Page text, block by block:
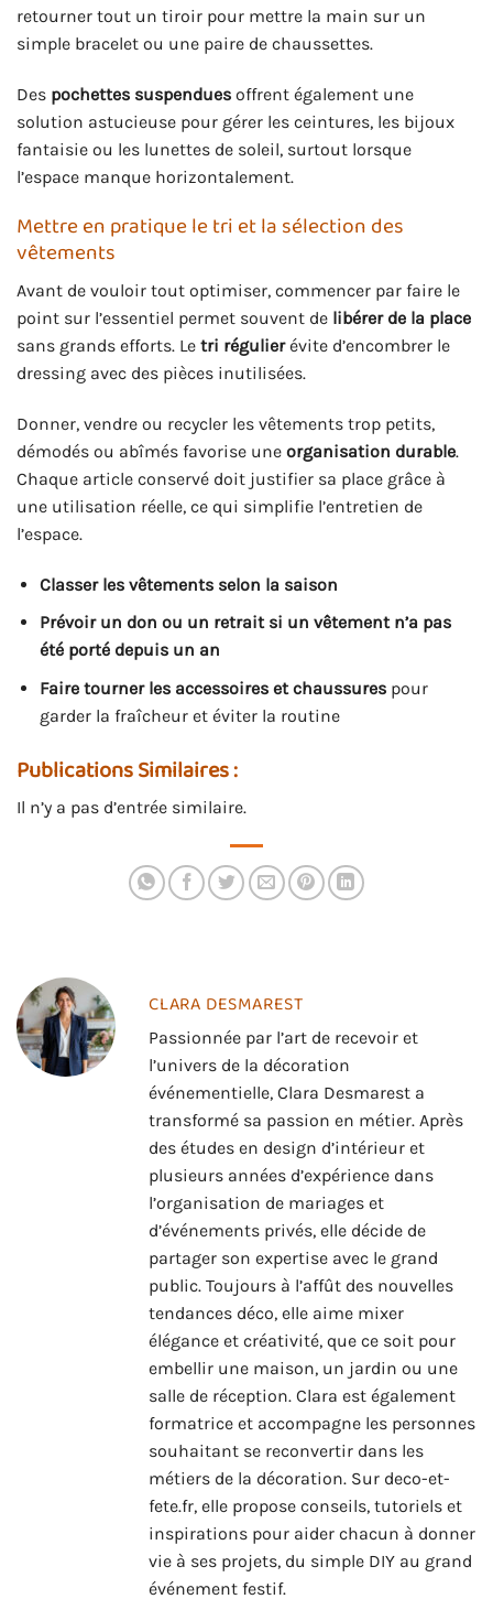
retourner tout un tiroir pour mettre la main sur un
simple bracelet ou une paire de chaussettes.
Des pochettes suspendues offrent également une
solution astucieuse pour gérer les ceintures, les bijoux
fantaisie ou les lunettes de soleil, surtout lorsque
l’espace manque horizontalement.
Mettre en pratique le tri et la sélection des
vêtements
Avant de vouloir tout optimiser, commencer par faire le
point sur l’essentiel permet souvent de libérer de la place
sans grands efforts. Le tri régulierévite d’encombrer le
dressing avec des pièces inutilisées.
Donner, vendre ou recycler les vêtements trop petits,
démodés ou abîmés favorise une organisation durable.
Chaque article conservé doit justifier sa place grâce à
une utilisation réelle, ce qui simplifie l’entretien de
l’espace.
Classer les vêtements selon la saison
Prévoir un don ou un retrait si un vêtement n’a pas
été porté depuis un an
Faire tourner les accessoires et chaussurespour
garder la fraîcheur et éviter la routine
Publications Similaires :
Il n’y a pas d’entrée similaire.
CLARA DESMAREST
Passionnée par l’art de recevoir et
l’univers de la décoration
événementielle, Clara Desmarest a
transformé sa passion en métier. Après
des études en design d’intérieur et
plusieurs années d’expérience dans
l’organisation de mariages et
d’événements privés, elle décide de
partager son expertise avec le grand
public. Toujours à l’affût des nouvelles
tendances déco, elle aime mixer
élégance et créativité, que ce soit pour
embellir une maison, un jardin ou une
salle de réception. Clara est également
formatrice et accompagne les personnes
souhaitant se reconvertir dans les
métiers de la décoration. Sur deco-et-
fete.fr, elle propose conseils, tutoriels et
inspirations pour aider chacun à donner
vie à ses projets, du simple DIY au grand
événement festif.